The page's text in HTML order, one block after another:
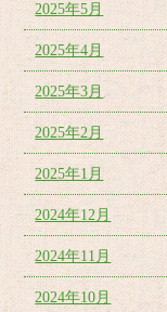
2025年5月
2025年4月
2025年3月
2025年2月
2025年1月
2024年12月
2024年11月
2024年10月